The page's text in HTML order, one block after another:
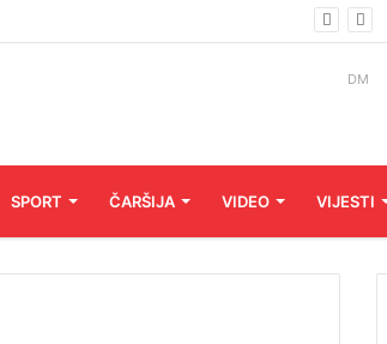
DM
SPORT ČARŠIJA VIDEO VIJESTI